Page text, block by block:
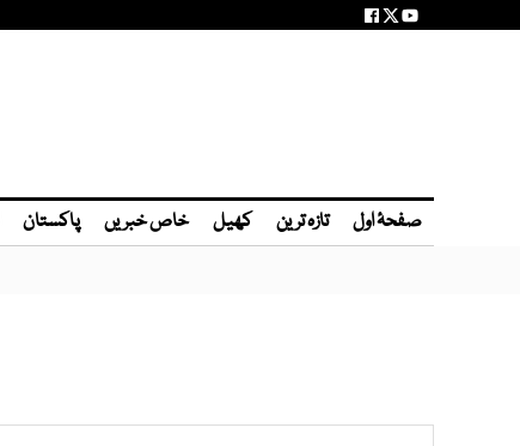
صفحۂ اول تازہ ترین کھیل خاص خبریں پاکستان